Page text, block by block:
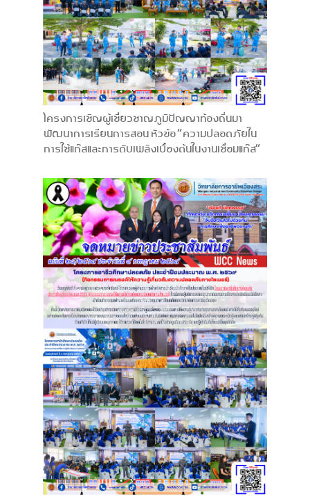
โครงการเชิญผู้เชี่ยวชาญภูมิปัญญาท้องถิ่นมา
พัฒนาการเรียนการสอน หัวข้อ “ความปลอดภัยใน
การใช้แก๊สและการดับเพลิงเบื้องต้นในงานเชื่อมแก๊ส”